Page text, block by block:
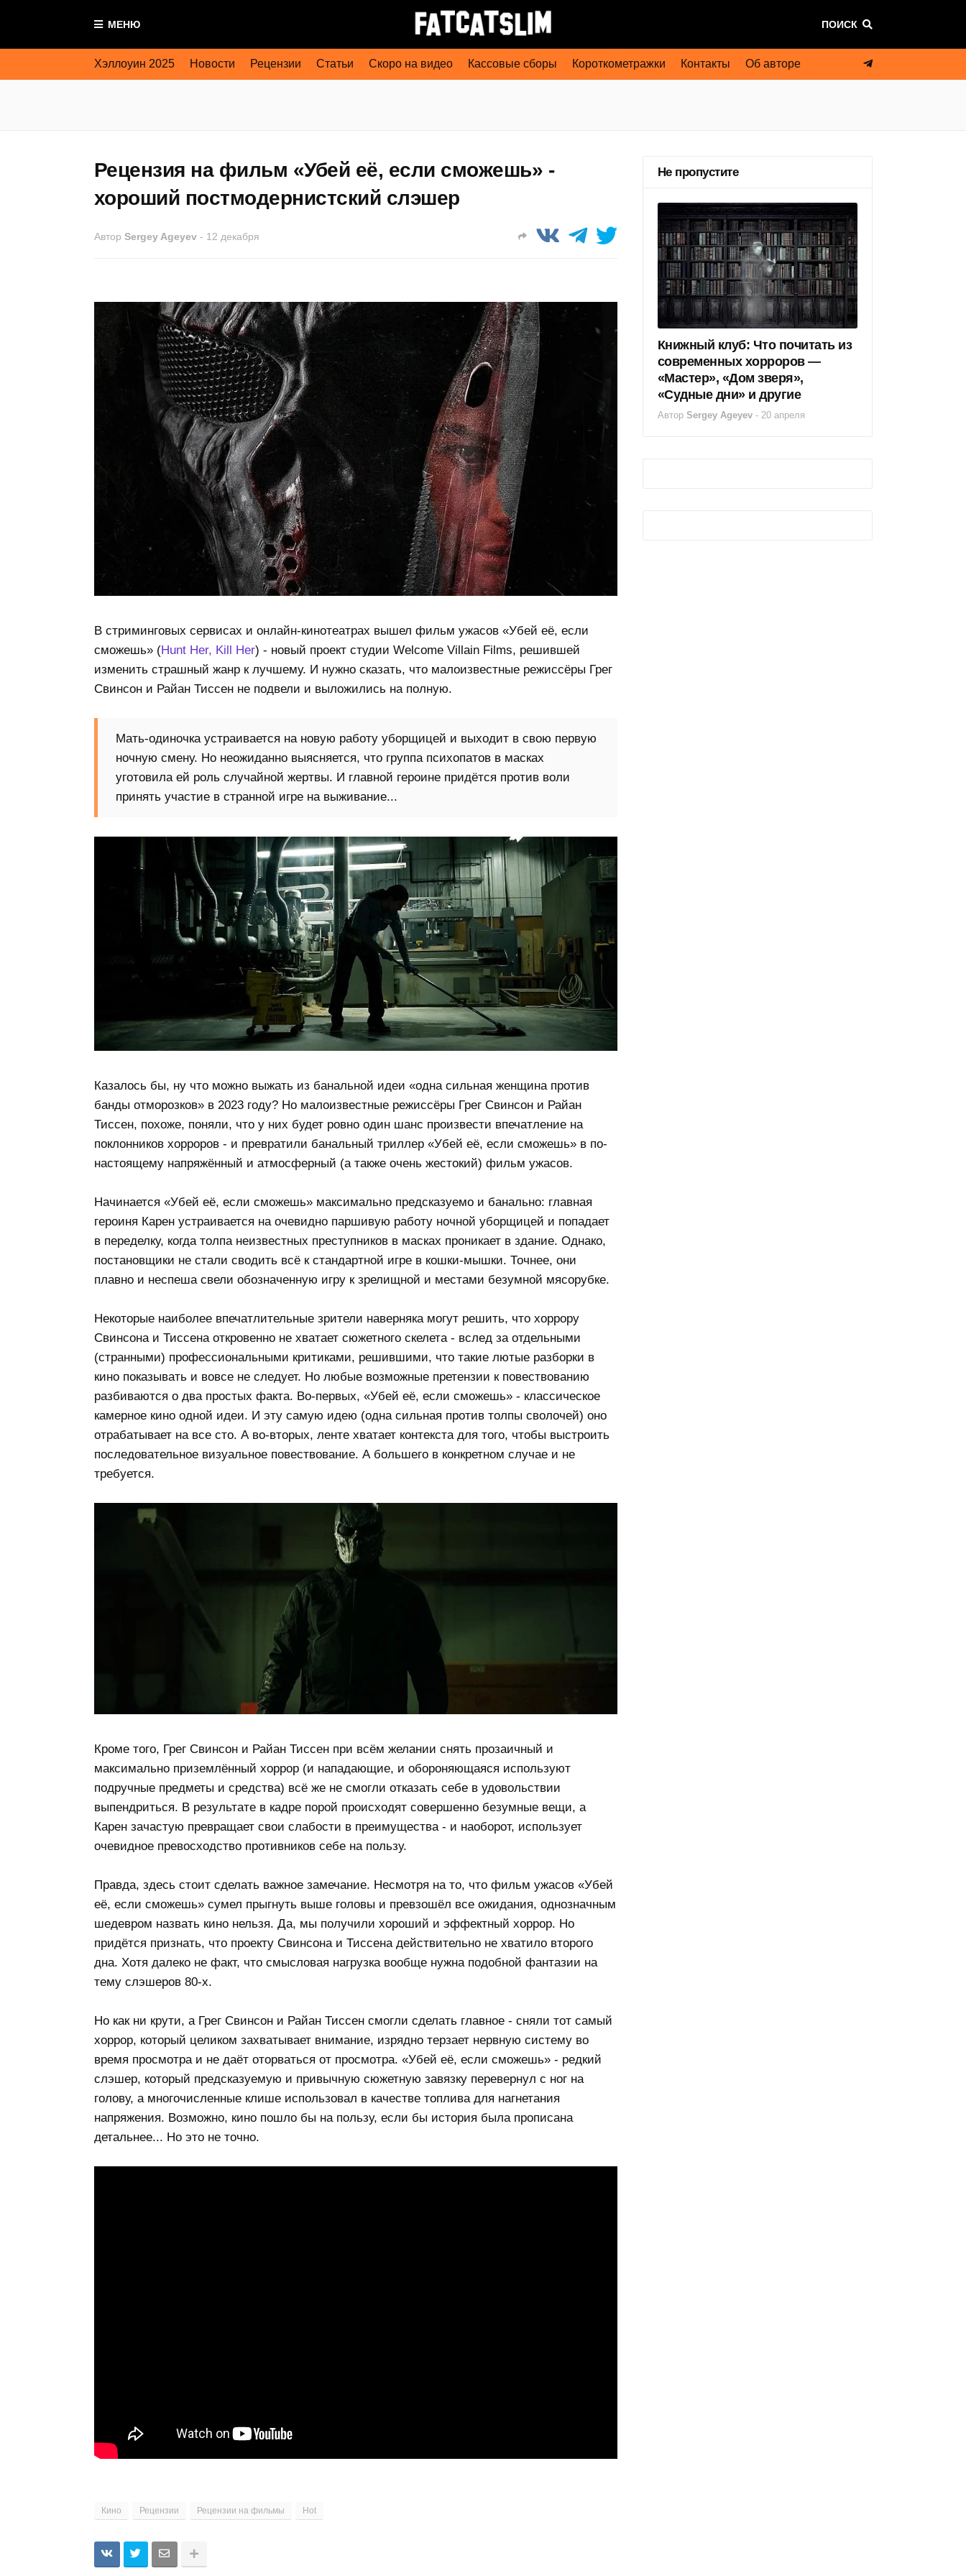
МЕНЮ ПОИСК
Хэллоуин 2025 Новости Рецензии Статьи Скоро на видео Кассовые сборы Короткометражки Контакты Об авторе
Рецензия на фильм «Убей её, если сможешь» -
хороший постмодернистский слэшер
Автор Sergey Ageyev - 12 декабря
В стриминговых сервисах и онлайн-кинотеатрах вышел фильм ужасов «Убей её, если
сможешь» (Hunt Her, Kill Her) - новый проект студии Welcome Villain Films, решившей
изменить страшный жанр к лучшему. И нужно сказать, что малоизвестные режиссёры Грег
Свинсон и Райан Тиссен не подвели и выложились на полную.
Мать-одиночка устраивается на новую работу уборщицей и выходит в свою первую
ночную смену. Но неожиданно выясняется, что группа психопатов в масках
уготовила ей роль случайной жертвы. И главной героине придётся против воли
принять участие в странной игре на выживание...
Казалось бы, ну что можно выжать из банальной идеи «одна сильная женщина против
банды отморозков» в 2023 году? Но малоизвестные режиссёры Грег Свинсон и Райан
Тиссен, похоже, поняли, что у них будет ровно один шанс произвести впечатление на
поклонников хорроров - и превратили банальный триллер «Убей её, если сможешь» в по-
настоящему напряжённый и атмосферный (а также очень жестокий) фильм ужасов.
Начинается «Убей её, если сможешь» максимально предсказуемо и банально: главная
героиня Карен устраивается на очевидно паршивую работу ночной уборщицей и попадает
в переделку, когда толпа неизвестных преступников в масках проникает в здание. Однако,
постановщики не стали сводить всё к стандартной игре в кошки-мышки. Точнее, они
плавно и неспеша свели обозначенную игру к зрелищной и местами безумной мясорубке.
Некоторые наиболее впечатлительные зрители наверняка могут решить, что хоррору
Свинсона и Тиссена откровенно не хватает сюжетного скелета - вслед за отдельными
(странными) профессиональными критиками, решившими, что такие лютые разборки в
кино показывать и вовсе не следует. Но любые возможные претензии к повествованию
разбиваются о два простых факта. Во-первых, «Убей её, если сможешь» - классическое
камерное кино одной идеи. И эту самую идею (одна сильная против толпы сволочей) оно
отрабатывает на все сто. А во-вторых, ленте хватает контекста для того, чтобы выстроить
последовательное визуальное повествование. А большего в конкретном случае и не
требуется.
Кроме того, Грег Свинсон и Райан Тиссен при всём желании снять прозаичный и
максимально приземлённый хоррор (и нападающие, и обороняющаяся используют
подручные предметы и средства) всё же не смогли отказать себе в удовольствии
выпендриться. В результате в кадре порой происходят совершенно безумные вещи, а
Карен зачастую превращает свои слабости в преимущества - и наоборот, использует
очевидное превосходство противников себе на пользу.
Правда, здесь стоит сделать важное замечание. Несмотря на то, что фильм ужасов «Убей
её, если сможешь» сумел прыгнуть выше головы и превзошёл все ожидания, однозначным
шедевром назвать кино нельзя. Да, мы получили хороший и эффектный хоррор. Но
придётся признать, что проекту Свинсона и Тиссена действительно не хватило второго
дна. Хотя далеко не факт, что смысловая нагрузка вообще нужна подобной фантазии на
тему слэшеров 80-х.
Но как ни крути, а Грег Свинсон и Райан Тиссен смогли сделать главное - сняли тот самый
хоррор, который целиком захватывает внимание, изрядно терзает нервную систему во
время просмотра и не даёт оторваться от просмотра. «Убей её, если сможешь» - редкий
слэшер, который предсказуемую и привычную сюжетную завязку перевернул с ног на
голову, а многочисленные клише использовал в качестве топлива для нагнетания
напряжения. Возможно, кино пошло бы на пользу, если бы история была прописана
детальнее... Но это не точно.
Кино Рецензии Рецензии на фильмы Hot
Не пропустите
Книжный клуб: Что почитать из
современных хорроров —
«Мастер», «Дом зверя»,
«Судные дни» и другие
Автор Sergey Ageyev - 20 апреля